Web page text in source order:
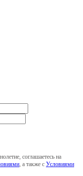
соглашаетесь на
, а также с Условиями